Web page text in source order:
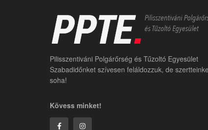
Pilisszentiváni Polgárőrség és Tűzoltó Egyesület
Szabadidőnket szívesen feláldozzuk, de
soha!
Kövess minket!